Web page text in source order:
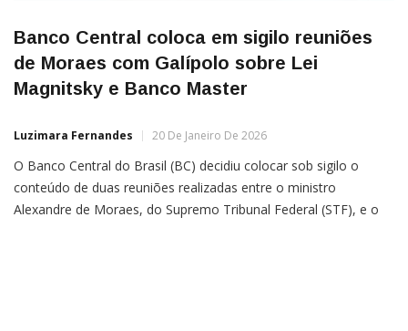
Banco Central coloca em sigilo reuniões
de Moraes com Galípolo sobre Lei
Magnitsky e Banco Master
Luzimara Fernandes 20 De Janeiro De 2026
O Banco Central do Brasil (BC) decidiu colocar sob sigilo o
conteúdo de duas reuniões realizadas entre o ministro
Alexandre de Moraes, do Supremo Tribunal Federal (STF), e o